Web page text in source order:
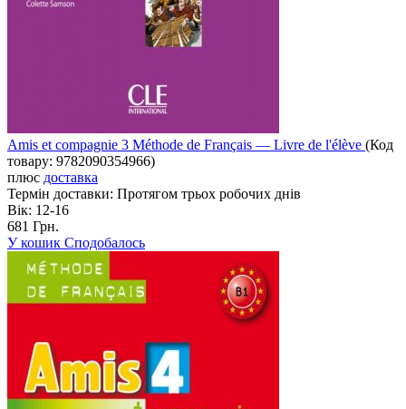
Amis et compagnie 3 Méthode de Français — Livre de l'élève (Код
товару: 9782090354966)
плюс доставка
Термін доставки: Протягом трьох робочих днів
Вік: 12-16
681 Грн.
У кошик Сподобалось